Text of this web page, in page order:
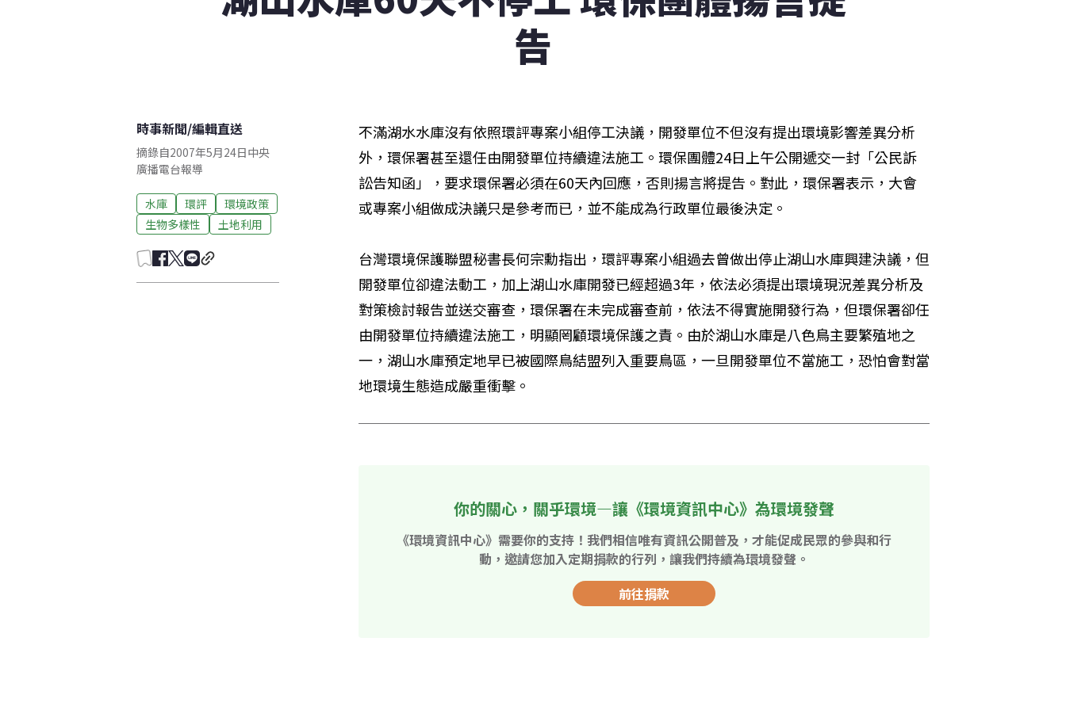
告
時事新聞/編輯直送
摘錄自2007年5月24日中央
廣播電台報導
水庫 環評
環境政策
生物多樣性
土地利用
不滿湖水水庫沒有依照環評專案小組停工決議，開發單位不但沒有提出環境影響差異分析
外，環保署甚至還任由開發單位持續違法施工。環保團體24日上午公開遞交一封「公民訴
訟告知函」，要求環保署必須在60天內回應，否則揚言將提告。對此，環保署表示，大會
或專案小組做成決議只是參考而已，並不能成為行政單位最後決定。
台灣環境保護聯盟秘書長何宗勳指出，環評專案小組過去曾做出停止湖山水庫興建決議，但
開發單位卻違法動工，加上湖山水庫開發已經超過3年，依法必須提出環境現況差異分析及
對策檢討報告並送交審查，環保署在未完成審查前，依法不得實施開發行為，但環保署卻任
由開發單位持續違法施工，明顯罔顧環境保護之責。由於湖山水庫是八色鳥主要繁殖地之
一，湖山水庫預定地早已被國際鳥結盟列入重要鳥區，一旦開發單位不當施工，恐怕會對當
地環境生態造成嚴重衝擊。
你的關心，關乎環境—讓《環境資訊中心》為環境發聲
《環境資訊中心》需要你的支持！我們相信唯有資訊公開普及，才能促成民眾的參與和行
動，邀請您加入定期捐款的行列，讓我們持續為環境發聲。
前往捐款